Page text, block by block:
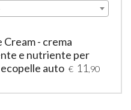
Cream - crema
e nutriente per
auto € 11 ,90